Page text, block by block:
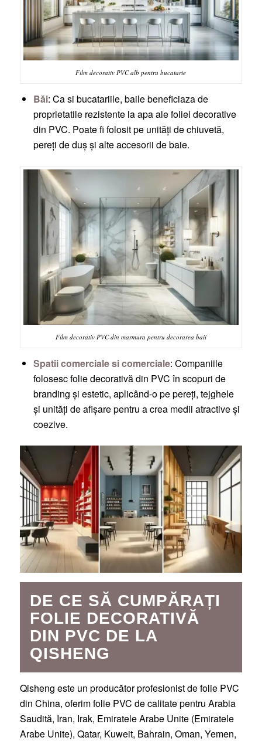
Film decorativ PVC alb pentru bucatarie
Băi: Ca si bucatariile, baile beneficiaza de
proprietatile rezistente la apa ale foliei decorative
din PVC. Poate fi folosit pe unități de chiuvetă,
pereți de duș și alte accesorii de baie.
Film decorativ PVC din marmura pentru decorarea baii
Spatii comerciale si comerciale: Companiile
folosesc folie decorativă din PVC în scopuri de
branding și estetic, aplicând-o pe pereți, tejghele
și unități de afișare pentru a crea medii atractive și
coezive.
DE CE SĂ CUMPĂRAȚI
FOLIE DECORATIVĂ
DIN PVC DE LA
QISHENG
Qisheng este un producător profesionist de folie PVC
din China, oferim folie PVC de calitate pentru Arabia
Saudită, Iran, Irak, Emiratele Arabe Unite (Emiratele
Arabe Unite), Qatar, Kuweit, Bahrain, Oman, Yemen,